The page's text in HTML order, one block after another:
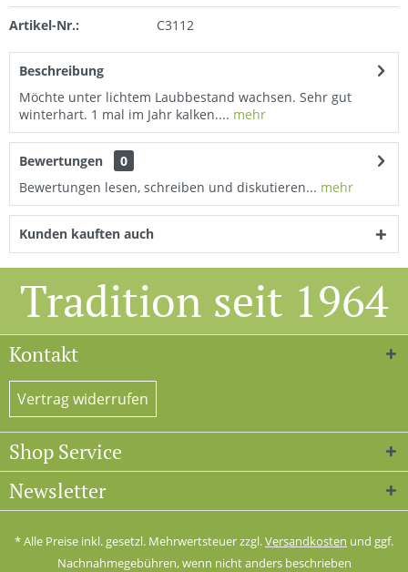
Artikel-Nr.: C3112
Beschreibung
Möchte unter lichtem Laubbestand wachsen. Sehr gut
winterhart. 1 mal im Jahr kalken.... mehr
Bewertungen
0
Bewertungen lesen, schreiben und diskutieren... mehr
Kunden kauften auch
Tradition seit 1964
Kontakt
Vertrag widerrufen
Shop Service
Newsletter
* Alle Preise inkl. gesetzl. Mehrwertsteuer zzgl.Versandkosten und ggf.
Nachnahmegebühren, wenn nicht anders beschrieben